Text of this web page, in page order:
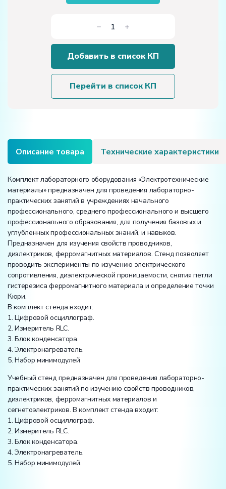
Количество
товара
Комплект
лабораторного
оборудования
«Электротехнические
Добавить в список КП
Перейти в список КП
Описание товара Технические характеристики
Комплект лабораторного оборудования «Электротехнические
материалы» предназначен для проведения лабораторно-
практических занятий в учреждениях начального
профессионального, среднего профессионального и высшего
профессионального образования, для получения базовых и
углубленных профессиональных знаний, и навыков.
Предназначен для изучения свойств проводников,
диэлектриков, ферромагнитных материалов. Стенд позволяет
проводить эксперименты по изучению электрического
сопротивления, диэлектрической проницаемости, снятия петли
гистерезиса ферромагнитного материала и определение точки
Кюри.
В комплект стенда входит:
1. Цифровой осциллограф.
2. Измеритель RLC.
3. Блок конденсатора.
4. Электронагреватель.
5. Набор минимодулей
Учебный стенд предназначен для проведения лабораторно-
практических занятий по изучению свойств проводников,
диэлектриков, ферромагнитных материалов и
сегнетоэлектриков. В комплект стенда входит:
1. Цифровой осциллограф.
2. Измеритель RLC.
3. Блок конденсатора.
4. Электронагреватель.
5. Набор минимодулей.